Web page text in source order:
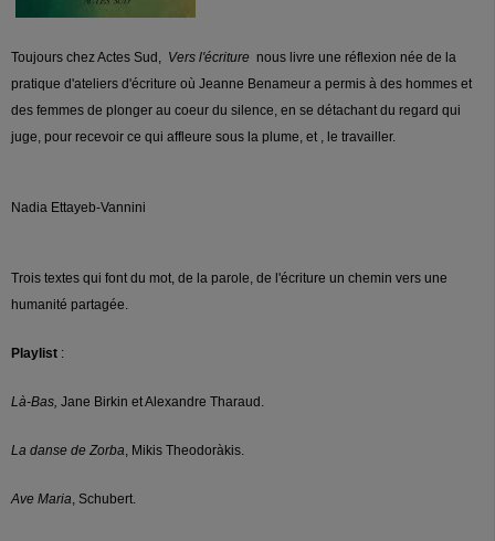
Toujours chez Actes Sud, Vers l'écriture nous livre une réflexion née de la
pratique d'ateliers d'écriture où Jeanne Benameur a permis à des hommes et
des femmes de plonger au coeur du silence, en se détachant du regard qui
juge, pour recevoir ce qui affleure sous la plume, et , le travailler.
Nadia Ettayeb-Vannini
Trois textes qui font du mot, de la parole, de l'écriture un chemin vers une
humanité partagée.
Playlist :
Là-Bas, Jane Birkin et Alexandre Tharaud.
La danse de Zorba, Mikis Theodoràkis.
Ave Maria, Schubert.